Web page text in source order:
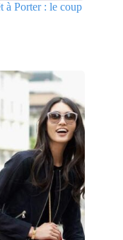
à Porter : le coup